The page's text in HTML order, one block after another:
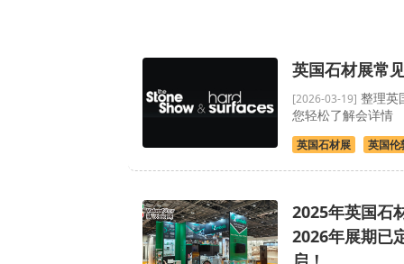
英国石材展常
[2026-03-19] 整理英
您轻松了解会详情
英国石材展 英国伦
2025年英国石
2026年展期已